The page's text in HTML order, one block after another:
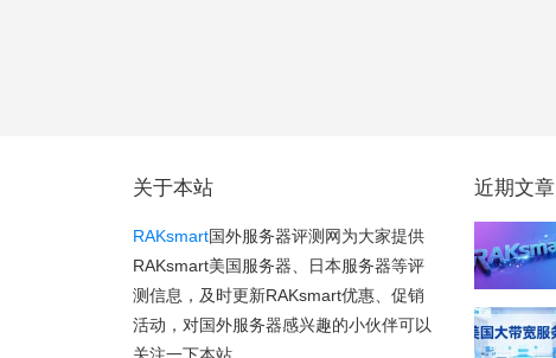
关于本站
RAKsmart国外服务器评测网为大家提供
RAKsmart美国服务器、日本服务器等评
测信息，及时更新RAKsmart优惠、促销
活动，对国外服务器感兴趣的小伙伴可以
近期文章